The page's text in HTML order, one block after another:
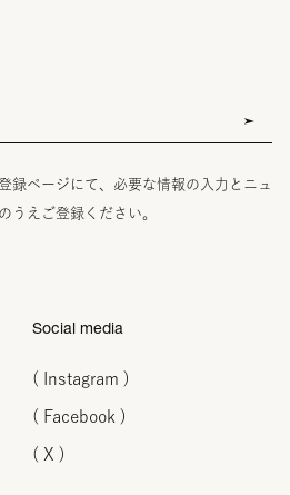
録ページにて、必要な情報の入力とニュ
うえご登録ください。
Social media
( Instagram )
( Facebook )
( X )